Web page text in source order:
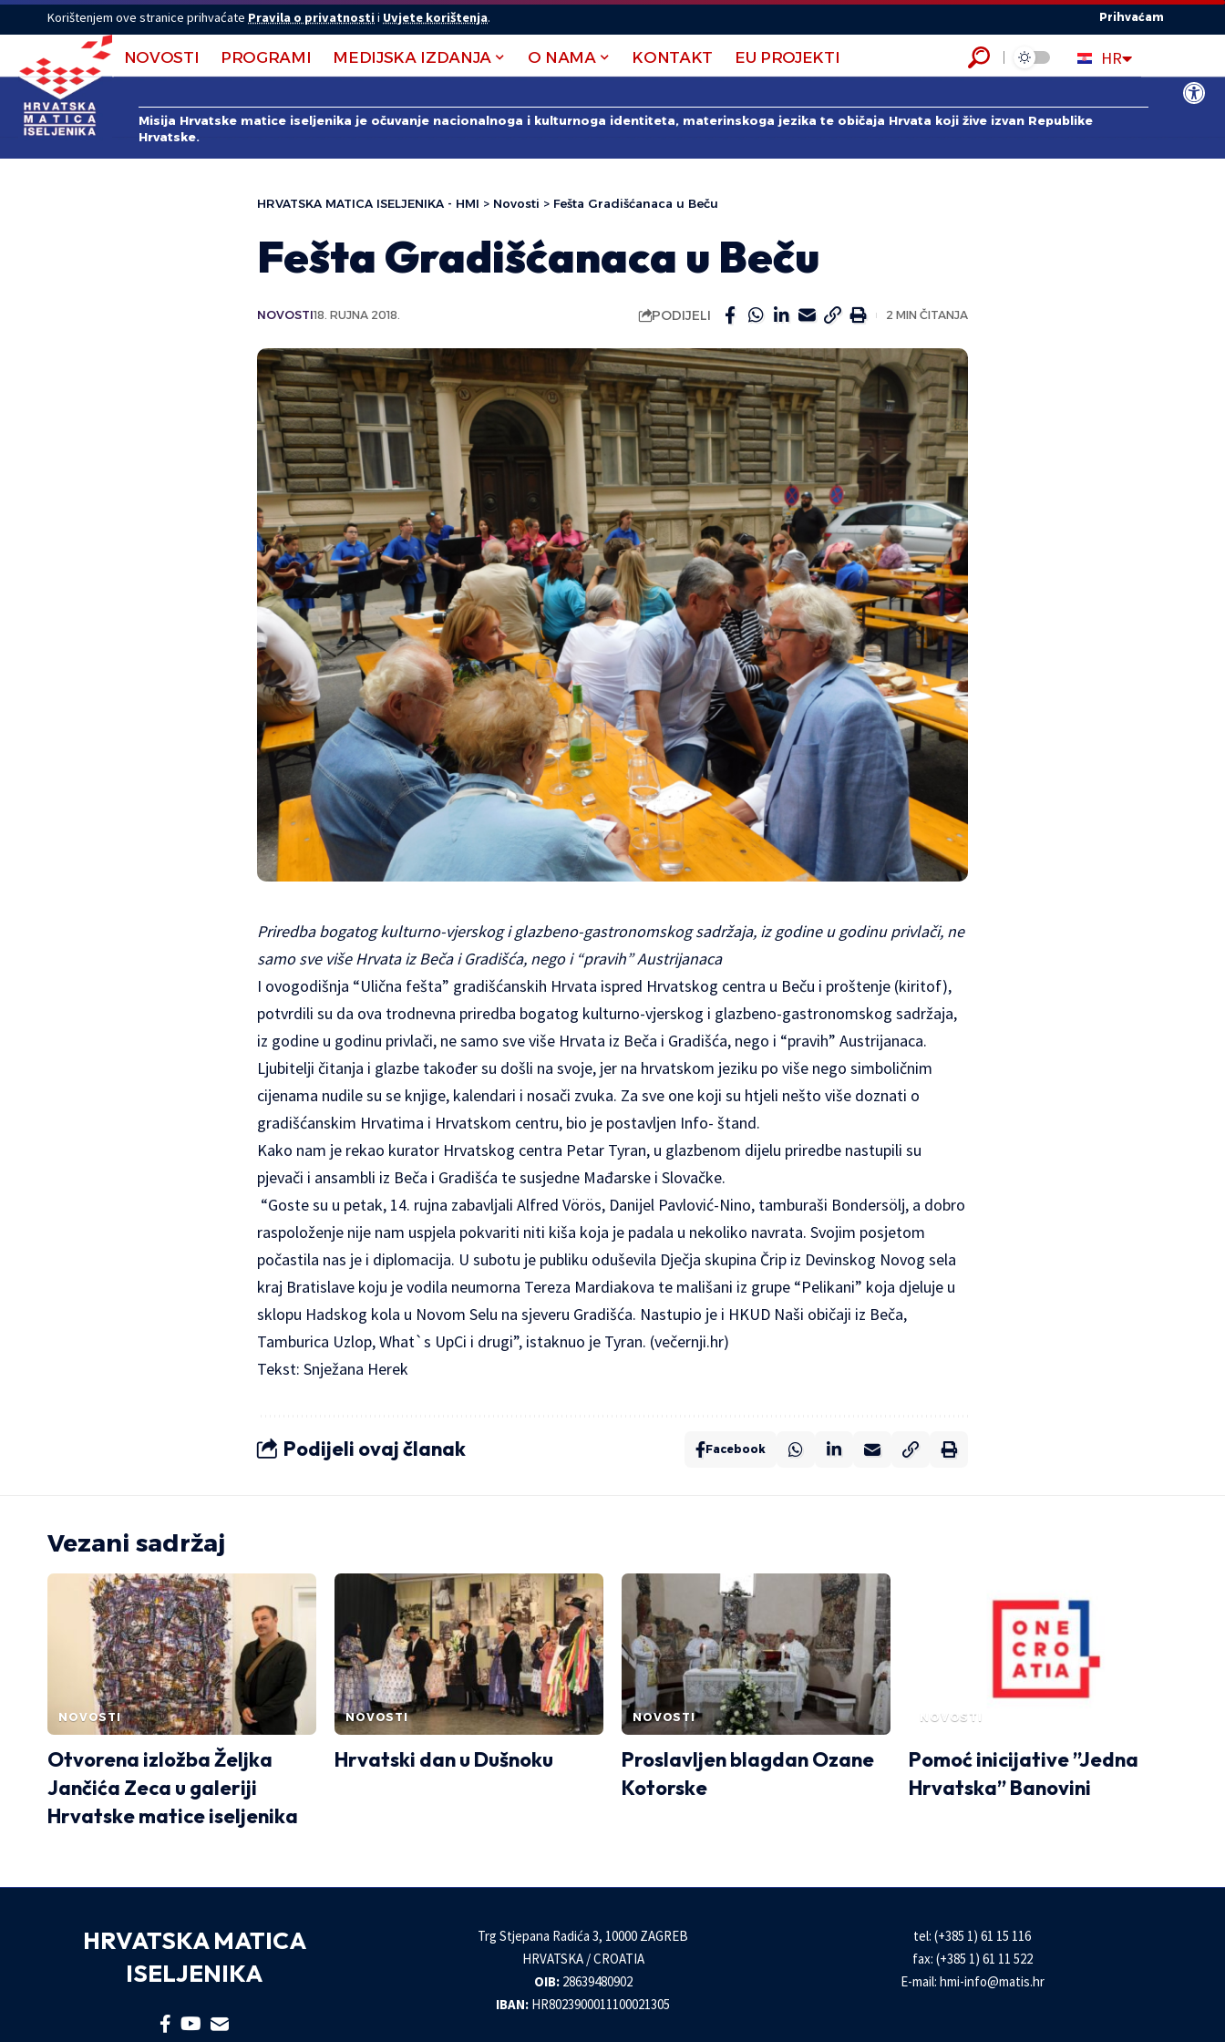
Open
Korištenjem ove stranice prihvaćate Pravila o privatnostii Uvjete korištenja. Prihvaćam
NOVOSTI PROGRAMI MEDIJSKA IZDANJA O NAMA KONTAKT EU PROJEKTI HR
EN
ES
Misija Hrvatske matice iseljenika je očuvanje nacionalnoga i kulturnoga identiteta, materinskoga jezika te običaja Hrvata koji žive izvan Republike
Hrvatske.
HRVATSKA MATICA ISELJENIKA - HMI > Novosti > Fešta Gradišćanaca u Beču
Fešta Gradišćanaca u Beču
NOVOSTI18. RUJNA 2018. PODIJELI 2 MIN ČITANJA
Priredba bogatog kulturno-vjerskog i glazbeno-gastronomskog sadržaja, iz godine u godinu privlači, ne
samo sve više Hrvata iz Beča i Gradišća, nego i “pravih” Austrijanaca
I ovogodišnja “Ulična fešta” gradišćanskih Hrvata ispred Hrvatskog centra u Beču i proštenje (kiritof),
potvrdili su da ova trodnevna priredba bogatog kulturno-vjerskog i glazbeno-gastronomskog sadržaja,
iz godine u godinu privlači, ne samo sve više Hrvata iz Beča i Gradišća, nego i “pravih” Austrijanaca.
Ljubitelji čitanja i glazbe također su došli na svoje, jer na hrvatskom jeziku po više nego simboličnim
cijenama nudile su se knjige, kalendari i nosači zvuka. Za sve one koji su htjeli nešto više doznati o
gradišćanskim Hrvatima i Hrvatskom centru, bio je postavljen Info- štand.
Kako nam je rekao kurator Hrvatskog centra Petar Tyran, u glazbenom dijelu priredbe nastupili su
pjevači i ansambli iz Beča i Gradišća te susjedne Mađarske i Slovačke.
“Goste su u petak, 14. rujna zabavljali Alfred Vörös, Danijel Pavlović-Nino, tamburaši Bondersölj, a dobro
raspoloženje nije nam uspjela pokvariti niti kiša koja je padala u nekoliko navrata. Svojim posjetom
počastila nas je i diplomacija. U subotu je publiku oduševila Dječja skupina Črip iz Devinskog Novog sela
kraj Bratislave koju je vodila neumorna Tereza Mardiakova te mališani iz grupe “Pelikani” koja djeluje u
sklopu Hadskog kola u Novom Selu na sjeveru Gradišća. Nastupio je i HKUD Naši običaji iz Beča,
Tamburica Uzlop, What`s UpCi i drugi”, istaknuo je Tyran. (večernji.hr)
Tekst: Snježana Herek
Podijeli ovaj članak Facebook
Vezani sadržaj
NOVOSTI
Otvorena izložba Željka
Jančića Zeca u galeriji
Hrvatske matice iseljenika
NOVOSTI
Hrvatski dan u Dušnoku
NOVOSTI
Proslavljen blagdan Ozane
Kotorske
NOVOSTI
Pomoć inicijative ”Jedna
Hrvatska” Banovini
HRVATSKA MATICA
ISELJENIKA
Trg Stjepana Radića 3, 10000 ZAGREB
HRVATSKA / CROATIA
OIB:28639480902
IBAN: HR8023900011100021305
tel: (+385 1) 61 15 116
fax: (+385 1) 61 11 522
E-mail: hmi-info@matis.hr